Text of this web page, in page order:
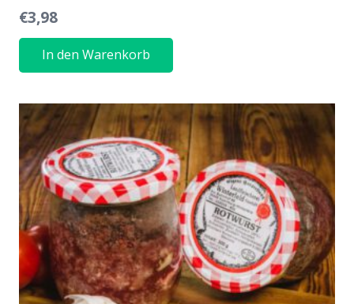
€3,98
In den Warenkorb